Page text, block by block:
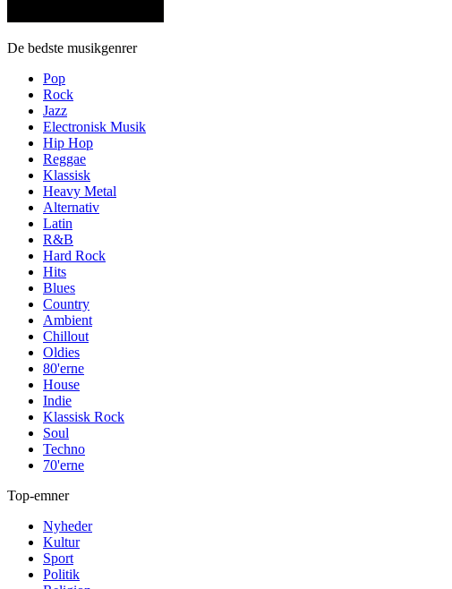
De bedste musikgenrer
Pop
Rock
Jazz
Electronisk Musik
Hip Hop
Reggae
Klassisk
Heavy Metal
Alternativ
Latin
R&B
Hard Rock
Hits
Blues
Country
Ambient
Chillout
Oldies
80'erne
House
Indie
Klassisk Rock
Soul
Techno
70'erne
Top-emner
Nyheder
Kultur
Sport
Politik